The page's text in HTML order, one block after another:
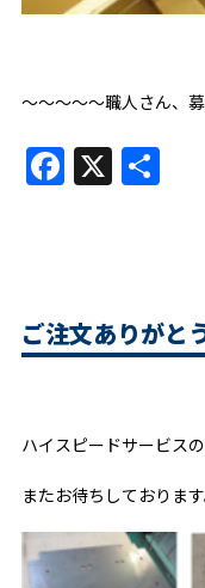
～～～～～職人さん、
X 共
有
ご注文ありがと
ハイスピードサービス
またお待ちしております